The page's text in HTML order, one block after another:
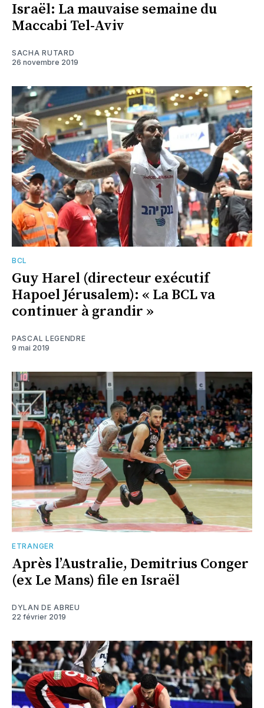
Israël: La mauvaise semaine du
Maccabi Tel-Aviv
SACHA RUTARD
26 novembre 2019
BCL
Guy Harel (directeur exécutif
Hapoel Jérusalem): « La BCL va
continuer à grandir »
PASCAL LEGENDRE
9 mai 2019
ETRANGER
Après l’Australie, Demitrius Conger
(ex Le Mans) file en Israël
DYLAN DE ABREU
22 février 2019